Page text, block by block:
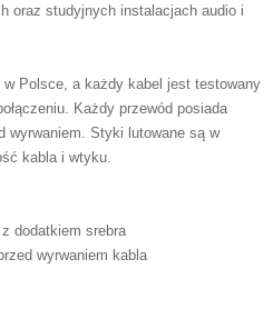
oraz studyjnych instalacjach audio i
Polsce, a każdy kabel jest testowany
Każdy przewód posiada
wyrwaniem. Styki lutowane są w
kabla i wtyku.
dodatkiem srebra
wyrwaniem kabla